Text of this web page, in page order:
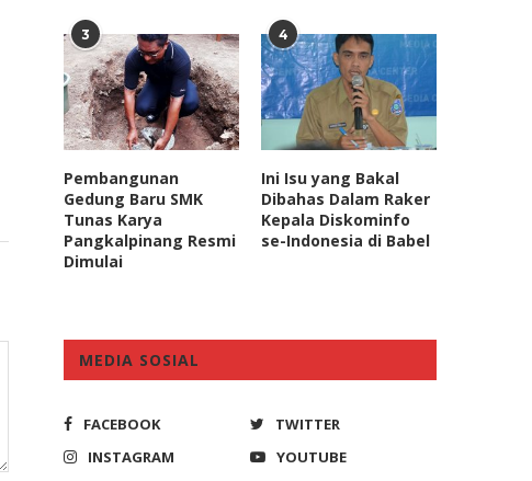
Bukan Mustahil Timnas
Indonesia Bisa Taklukan UEA
October 10, 2019
Ketua Komisi VIII DPR
Menag Pastikan
January 9, 2024
3
Pembangunan
Gedung Baru SMK
Tunas Karya
Pangkalpinang Resmi
Dimulai
4
Ini Isu yang Bakal
Dibahas Dalam Raker
Kepala Diskominfo
se-Indonesia di Babel
MEDIA SOSIAL
FACEBOOK
TWITTER
INSTAGRAM
YOUTUBE